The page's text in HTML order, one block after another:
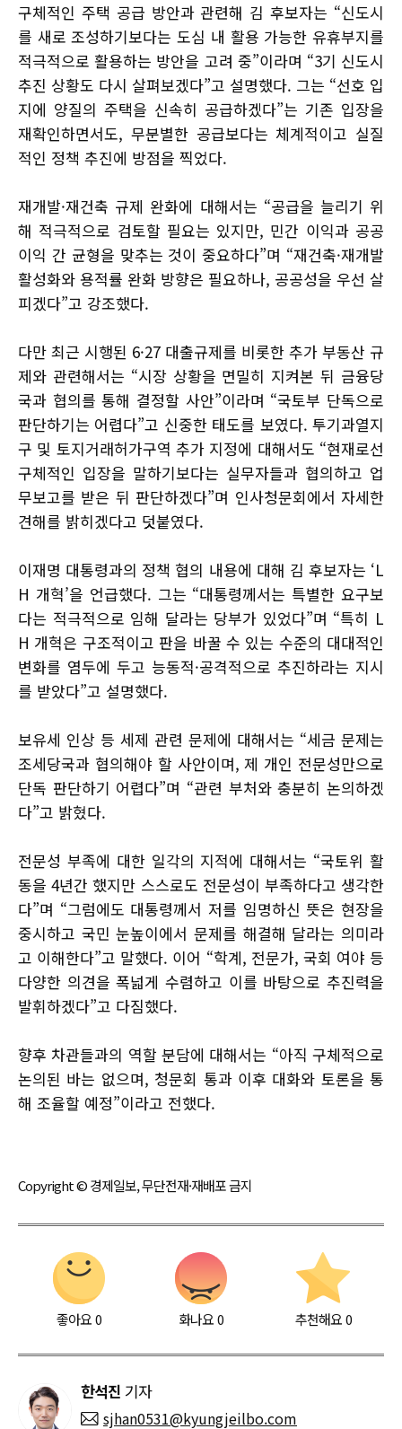
구체적인 주택 공급 방안과 관련해 김 후보자는 “신도시
를 새로 조성하기보다는 도심 내 활용 가능한 유휴부지를
적극적으로 활용하는 방안을 고려 중”이라며 “3기 신도시
추진 상황도 다시 살펴보겠다”고 설명했다. 그는 “선호 입
지에 양질의 주택을 신속히 공급하겠다”는 기존 입장을
재확인하면서도, 무분별한 공급보다는 체계적이고 실질
적인 정책 추진에 방점을 찍었다.
재개발·재건축 규제 완화에 대해서는 “공급을 늘리기 위
해 적극적으로 검토할 필요는 있지만, 민간 이익과 공공
이익 간 균형을 맞추는 것이 중요하다”며 “재건축·재개발
활성화와 용적률 완화 방향은 필요하나, 공공성을 우선 살
피겠다”고 강조했다.
다만 최근 시행된 6·27 대출규제를 비롯한 추가 부동산 규
제와 관련해서는 “시장 상황을 면밀히 지켜본 뒤 금융당
국과 협의를 통해 결정할 사안”이라며 “국토부 단독으로
판단하기는 어렵다”고 신중한 태도를 보였다. 투기과열지
구 및 토지거래허가구역 추가 지정에 대해서도 “현재로선
구체적인 입장을 말하기보다는 실무자들과 협의하고 업
무보고를 받은 뒤 판단하겠다”며 인사청문회에서 자세한
견해를 밝히겠다고 덧붙였다.
이재명 대통령과의 정책 협의 내용에 대해 김 후보자는 ‘L
H 개혁’을 언급했다. 그는 “대통령께서는 특별한 요구보
다는 적극적으로 임해 달라는 당부가 있었다”며 “특히 L
H 개혁은 구조적이고 판을 바꿀 수 있는 수준의 대대적인
변화를 염두에 두고 능동적·공격적으로 추진하라는 지시
를 받았다”고 설명했다.
보유세 인상 등 세제 관련 문제에 대해서는 “세금 문제는
조세당국과 협의해야 할 사안이며, 제 개인 전문성만으로
단독 판단하기 어렵다”며 “관련 부처와 충분히 논의하겠
다”고 밝혔다.
전문성 부족에 대한 일각의 지적에 대해서는 “국토위 활
동을 4년간 했지만 스스로도 전문성이 부족하다고 생각한
다”며 “그럼에도 대통령께서 저를 임명하신 뜻은 현장을
중시하고 국민 눈높이에서 문제를 해결해 달라는 의미라
고 이해한다”고 말했다. 이어 “학계, 전문가, 국회 여야 등
다양한 의견을 폭넓게 수렴하고 이를 바탕으로 추진력을
발휘하겠다”고 다짐했다.
향후 차관들과의 역할 분담에 대해서는 “아직 구체적으로
논의된 바는 없으며, 청문회 통과 이후 대화와 토론을 통
해 조율할 예정”이라고 전했다.
Copyright © 경제일보, 무단전재·재배포 금지
좋아요0 화나요0 추천해요 0
한석진 기자
sjhan0531@kyungjeilbo.com